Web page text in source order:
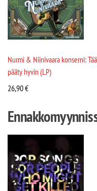
Nurmi & Niinivaara konserni:
pääty hyvin (LP)
26,90€